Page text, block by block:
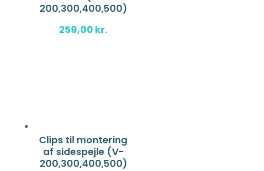
200,300,400,500)
259,00 kr.
Clips til montering
af sidespejle (V-
200,300,400,500)